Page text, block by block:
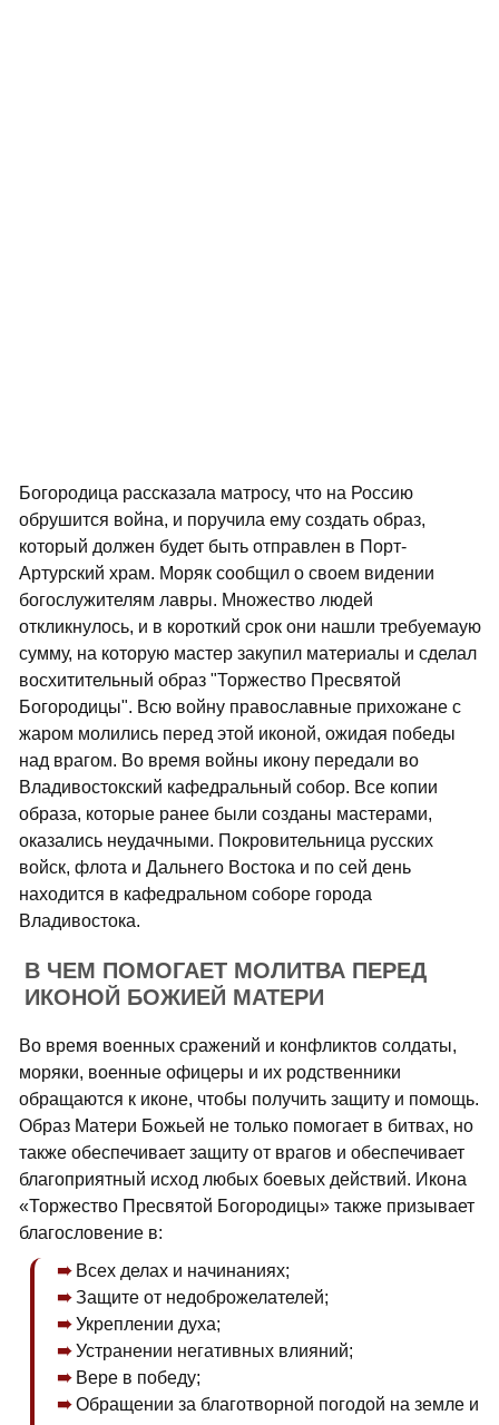
Богородица рассказала матросу, что на Россию
обрушится война, и поручила ему создать образ,
который должен будет быть отправлен в Порт-
Артурский храм. Моряк сообщил о своем видении
богослужителям лавры. Множество людей
откликнулось, и в короткий срок они нашли требуемаую
сумму, на которую мастер закупил материалы и сделал
восхитительный образ "Торжество Пресвятой
Богородицы". Всю войну православные прихожане с
жаром молились перед этой иконой, ожидая победы
над врагом. Во время войны икону передали во
Владивостокский кафедральный собор. Все копии
образа, которые ранее были созданы мастерами,
оказались неудачными. Покровительница русских
войск, флота и Дальнего Востока и по сей день
находится в кафедральном соборе города
Владивостока.
В ЧЕМ ПОМОГАЕТ МОЛИТВА ПЕРЕД
ИКОНОЙ БОЖИЕЙ МАТЕРИ
Во время военных сражений и конфликтов солдаты,
моряки, военные офицеры и их родственники
обращаются к иконе, чтобы получить защиту и помощь.
Образ Матери Божьей не только помогает в битвах, но
также обеспечивает защиту от врагов и обеспечивает
благоприятный исход любых боевых действий. Икона
«Торжество Пресвятой Богородицы» также призывает
благословение в:
Всех делах и начинаниях;
Защите от недоброжелателей;
Укреплении духа;
Устранении негативных влияний;
Вере в победу;
Обращении за благотворной погодой на земле и